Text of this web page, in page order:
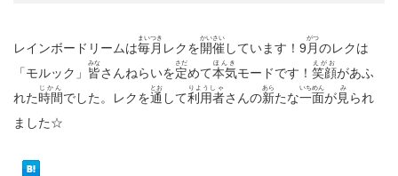
レインボードリームは毎月
まいつき
レクを開催
かいさい
しています！9 月
がつ
のレクは
「モルック」 皆
みな
さんねらいを定
さだ
めて本気
ほんき
モードです！ 笑顔
えがお
があふ
れた時間
じかん
でした。レクを通
とお
して利用者
りようしゃ
さんの新
あら
たな一面
いちめん
が見
み
られ
ました☆